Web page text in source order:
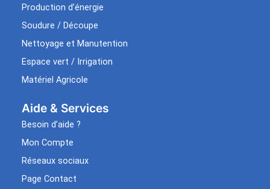
Production d’énergie
Soudure / Découpe
Nettoyage et Manutention
Espace vert / Irrigation
Matériel Agricole
Aide & Services​
Besoin d’aide ?
Mon Compte
Réseaux sociaux
Page Contact